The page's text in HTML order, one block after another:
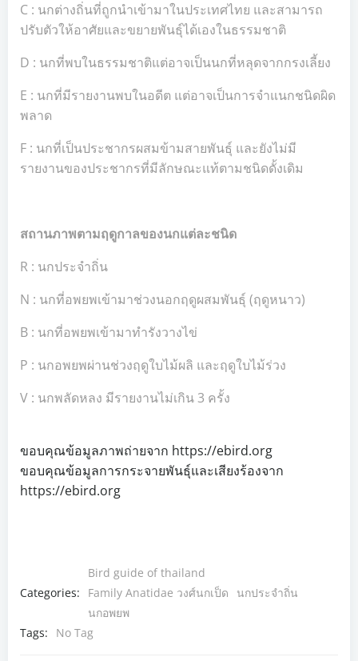
C : นกต่างถิ่นที่ถูกนำเข้ามาในประเทศไทย และสามารถ
ปรับตัวให้อาศัยและขยายพันธุ์ได้เองในธรรมชาติ
D : นกที่พบในธรรมชาติแต่อาจเป็นนกที่หลุดจากกรงเลี้ยง
E : นกที่มีรายงานพบในอดีต แต่อาจเป็นการจำแนกชนิดผิด
พลาด
F : นกที่เป็นประชากรผสมข้ามสายพันธุ์ และยังไม่มี
รายงานของประชากรที่มีลักษณะแท้ตามชนิดดั้งเดิม
สถานภาพตามฤดูกาลของนกแต่ละชนิด
R : นกประจำถิ่น
N : นกที่อพยพเข้ามาช่วงนอกฤดูผสมพันธุ์ (ฤดูหนาว)
B : นกที่อพยพเข้ามาทำรังวางไข่
P : นกอพยพผ่านช่วงฤดูใบไม้ผลิ และฤดูใบไม้ร่วง
V : นกพลัดหลง มีรายงานไม่เกิน 3 ครั้ง
ขอบคุณข้อมูลภาพถ่ายจาก https://ebird.org
ขอบคุณข้อมูลการกระจายพันธุ์และเสียงร้องจาก
https://ebird.org
Categories:
Bird guide of thailand
Family Anatidae วงศ์นกเป็ด
นกประจำถิ่น
นกอพยพ
Tags:
No Tag